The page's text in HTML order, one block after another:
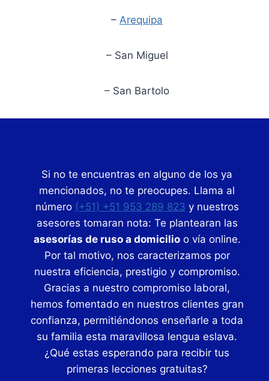
– Arequipa
– San Miguel
– San Bartolo
Si no te encuentras en alguno de los ya
mencionados, no te preocupes. Llama al
número (+51) +51 953 289 823 y nuestros
asesores tomaran nota: Te plantearan las
asesorías de ruso a domicilioo vía online.
Por tal motivo, nos caracterizamos por
nuestra eficiencia, prestigio y compromiso.
Gracias a nuestro compromiso laboral,
hemos fomentado en nuestros clientes gran
confianza, permitiéndonos enseñarle a toda
su familia esta maravillosa lengua eslava.
¿Qué estas esperando para recibir tus
primeras lecciones gratuitas?